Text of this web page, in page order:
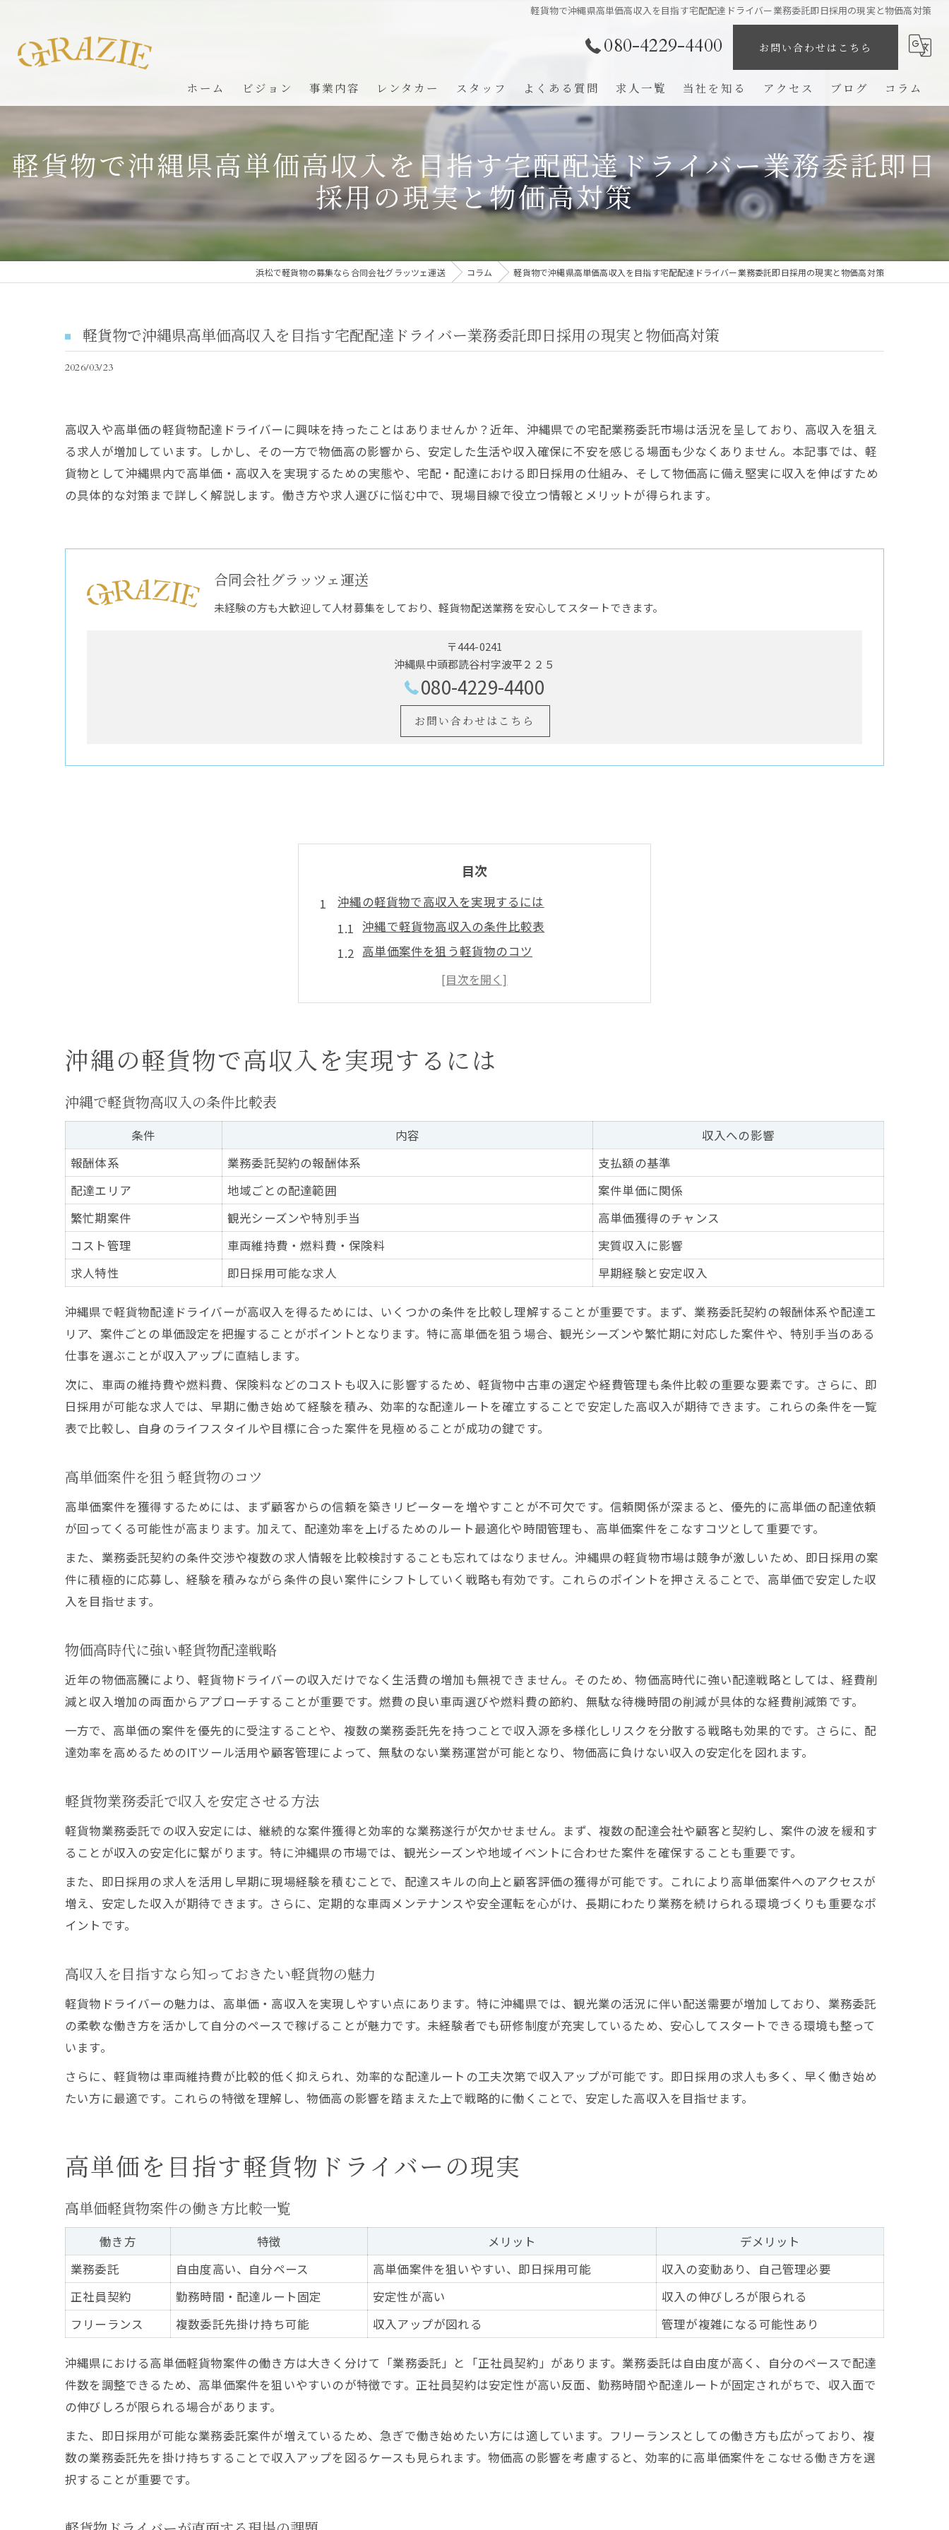
軽貨物で沖縄県高単価高収入を目指す宅配配達ドライバー業務委託即日採用の現実と物価高対策
080-4229-4400 お問い合わせはこちら
ホーム ビジョン 事業内容 レンタカー スタッフ よくある質問 求人一覧 当社を知る
未経験
ドライバー
完全歩合制
アクセス ブログ コラム
軽貨物で沖縄県高単価高収入を目指す宅配配達ドライバー業務委託即日
採用の現実と物価高対策
浜松で軽貨物の募集なら合同会社グラッツェ運送 コラム 軽貨物で沖縄県高単価高収入を目指す宅配配達ドライバー業務委託即日採用の現実と物価高対策
軽貨物で沖縄県高単価高収入を目指す宅配配達ドライバー業務委託即日採用の現実と物価高対策
2026/03/23
高収入や高単価の軽貨物配達ドライバーに興味を持ったことはありませんか？近年、沖縄県での宅配業務委託市場は活況を呈しており、高収入を狙え
る求人が増加しています。しかし、その一方で物価高の影響から、安定した生活や収入確保に不安を感じる場面も少なくありません。本記事では、軽
貨物として沖縄県内で高単価・高収入を実現するための実態や、宅配・配達における即日採用の仕組み、そして物価高に備え堅実に収入を伸ばすため
の具体的な対策まで詳しく解説します。働き方や求人選びに悩む中で、現場目線で役立つ情報とメリットが得られます。
合同会社グラッツェ運送
未経験の方も大歓迎して人材募集をしており、軽貨物配送業務を安心してスタートできます。
〒444-0241
沖縄県中頭郡読谷村字波平２２５
080-4229-4400
お問い合わせはこちら
目次
沖縄の軽貨物で高収入を実現するには
沖縄で軽貨物高収入の条件比較表
高単価案件を狙う軽貨物のコツ
物価高時代に強い軽貨物配達戦略
軽貨物業務委託で収入を安定させる方法
高単価を目指す軽貨物ドライバーの現実
高単価軽貨物案件の働き方比較一覧
高収入ドライバーに必要なスキルとは
軽貨物配達で高単価を実現する秘訣
業務委託ならではのメリットとデメリット
未経験から始める軽貨物のポイント
即日採用案件の特徴と注意点
沖縄軽貨物配達の節約テクニック一覧
固定費を抑える軽貨物ドライバーの工夫
即日採用軽貨物案件の流れ比較表
採用後すぐ働ける軽貨物のメリット
高収入を叶えるフリーランス戦略
フリーランス軽貨物のメリットと課題
沖縄の軽貨物で高収入を実現するには
沖縄で軽貨物高収入の条件比較表
条件 内容
収入への影響
報酬体系
業務委託契約の報酬体系
支払額の基準
配達エリア
地域ごとの配達範囲
案件単価に関係
繁忙期案件
観光シーズンや特別手当
高単価獲得のチャンス
コスト管理
車両維持費・燃料費・保険料
実質収入に影響
求人特性
即日採用可能な求人 早期経験と安定収入
沖縄県で軽貨物配達ドライバーが高収入を得るためには、いくつかの条件を比較し理解することが重要です。まず、業務委託契約の報酬体系や配達エ
リア、案件ごとの単価設定を把握することがポイントとなります。特に高単価を狙う場合、観光シーズンや繁忙期に対応した案件や、特別手当のある
仕事を選ぶことが収入アップに直結します。
次に、車両の維持費や燃料費、保険料などのコストも収入に影響するため、軽貨物中古車の選定や経費管理も条件比較の重要な要素です。さらに、即
日採用が可能な求人では、早期に働き始めて経験を積み、効率的な配達ルートを確立することで安定した高収入が期待できます。これらの条件を一覧
表で比較し、自身のライフスタイルや目標に合った案件を見極めることが成功の鍵です。
高単価案件を狙う軽貨物のコツ
高単価案件を獲得するためには、まず顧客からの信頼を築きリピーターを増やすことが不可欠です。信頼関係が深まると、優先的に高単価の配達依頼
が回ってくる可能性が高まります。加えて、配達効率を上げるためのルート最適化や時間管理も、高単価案件をこなすコツとして重要です。
また、業務委託契約の条件交渉や複数の求人情報を比較検討することも忘れてはなりません。沖縄県の軽貨物市場は競争が激しいため、即日採用の案
件に積極的に応募し、経験を積みながら条件の良い案件にシフトしていく戦略も有効です。これらのポイントを押さえることで、高単価で安定した収
入を目指せます。
物価高時代に強い軽貨物配達戦略
近年の物価高騰により、軽貨物ドライバーの収入だけでなく生活費の増加も無視できません。そのため、物価高時代に強い配達戦略としては、経費削
減と収入増加の両面からアプローチすることが重要です。燃費の良い車両選びや燃料費の節約、無駄な待機時間の削減が具体的な経費削減策です。
一方で、高単価の案件を優先的に受注することや、複数の業務委託先を持つことで収入源を多様化しリスクを分散する戦略も効果的です。さらに、配
達効率を高めるためのITツール活用や顧客管理によって、無駄のない業務運営が可能となり、物価高に負けない収入の安定化を図れます。
軽貨物業務委託で収入を安定させる方法
軽貨物業務委託での収入安定には、継続的な案件獲得と効率的な業務遂行が欠かせません。まず、複数の配達会社や顧客と契約し、案件の波を緩和す
ることが収入の安定化に繋がります。特に沖縄県の市場では、観光シーズンや地域イベントに合わせた案件を確保することも重要です。
また、即日採用の求人を活用し早期に現場経験を積むことで、配達スキルの向上と顧客評価の獲得が可能です。これにより高単価案件へのアクセスが
増え、安定した収入が期待できます。さらに、定期的な車両メンテナンスや安全運転を心がけ、長期にわたり業務を続けられる環境づくりも重要なポ
イントです。
高収入を目指すなら知っておきたい軽貨物の魅力
軽貨物ドライバーの魅力は、高単価・高収入を実現しやすい点にあります。特に沖縄県では、観光業の活況に伴い配送需要が増加しており、業務委託
の柔軟な働き方を活かして自分のペースで稼げることが魅力です。未経験者でも研修制度が充実しているため、安心してスタートできる環境も整って
います。
さらに、軽貨物は車両維持費が比較的低く抑えられ、効率的な配達ルートの工夫次第で収入アップが可能です。即日採用の求人も多く、早く働き始め
たい方に最適です。これらの特徴を理解し、物価高の影響を踏まえた上で戦略的に働くことで、安定した高収入を目指せます。
高単価を目指す軽貨物ドライバーの現実
高単価軽貨物案件の働き方比較一覧
働き方 特徴 メリット
デメリット
業務委託
自由度高い、自分ペース 高単価案件を狙いやすい、即日採用可能
収入の変動あり、自己管理必要
正社員契約
勤務時間・配達ルート固定 安定性が高い
収入の伸びしろが限られる
フリーランス
複数委託先掛け持ち可能 収入アップが図れる 管理が複雑になる可能性あり
沖縄県における高単価軽貨物案件の働き方は大きく分けて「業務委託」と「正社員契約」があります。業務委託は自由度が高く、自分のペースで配達
件数を調整できるため、高単価案件を狙いやすいのが特徴です。正社員契約は安定性が高い反面、勤務時間や配達ルートが固定されがちで、収入面で
の伸びしろが限られる場合があります。
また、即日採用が可能な業務委託案件が増えているため、急ぎで働き始めたい方には適しています。フリーランスとしての働き方も広がっており、複
数の業務委託先を掛け持ちすることで収入アップを図るケースも見られます。物価高の影響を考慮すると、効率的に高単価案件をこなせる働き方を選
択することが重要です。